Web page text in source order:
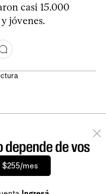
casi 15.000
jóvenes.
de vos
mes